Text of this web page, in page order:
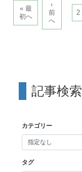
« 最
初へ
‹
前
へ
2
記事検索
カテゴリー
タグ